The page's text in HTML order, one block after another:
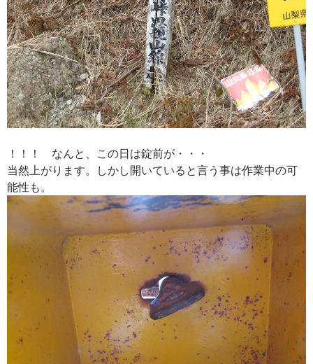
！！！ なんと、この日は錠前が・・・
当然上がります。しかし開いていると言う事は作業中の可
能性も。